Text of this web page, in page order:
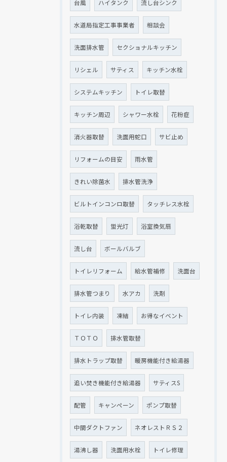
台風 ハイタンク 流し台シンク
水道局指定工事事業者 相談会
洗面排水管 セクショナルキッチン
リシェル サティス キッチン水栓
システムキッチン トイレ取替
キッチン周辺 シャワー水栓 花粉症
消火器取替 洗面用蛇口 サビ止め
リフォームの目安 雨水管
きれい除菌水 排水管洗浄
ビルトインコンロ取替 タッチレス水栓
浴乾取替 蛍光灯 浴室換気扇
流し台 ボールバルブ
トイレリフォーム 給水管補修 洗面台
排水管つまり 水アカ 洗剤
トイレ内装 凍結 お得なイベント
ＴＯＴＯ 排水管取替
排水トラップ取替 暖房機能付き給湯器
追い焚き機能付き給湯器 サティスS
配管 キャンペーン ポンプ取替
中間ダクトファン ネオレストＲＳ２
湯沸し器 洗面用水栓 トイレ修理